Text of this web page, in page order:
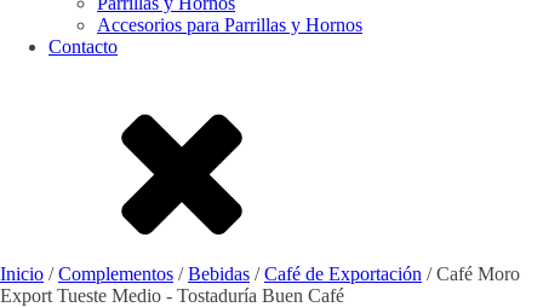
Accesorios para Parrillas y Hornos
Contacto
Inicio /Complementos /Bebidas /Café de Exportación / Café Moro
Export Tueste Medio - Tostaduría Buen Café